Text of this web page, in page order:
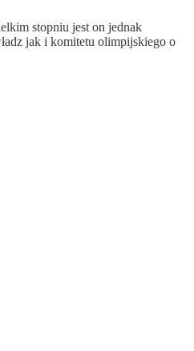
stopniu jest on jednak
jak i komitetu olimpijskiego o